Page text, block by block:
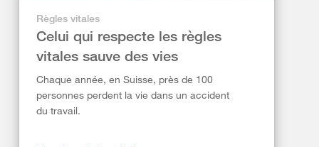
Règles vitales
Celui qui respecte les règles
vitales sauve des vies
Chaque année, en Suisse, près de 100
personnes perdent la vie dans un accident
du travail.